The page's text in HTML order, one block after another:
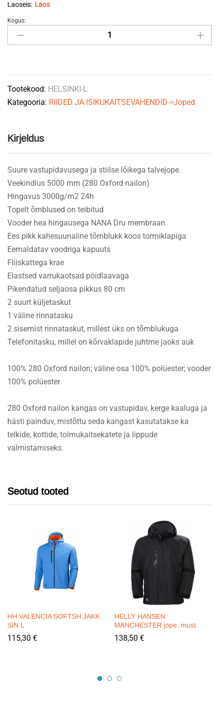
Laoseis: Laos
Pesso
HELSINKI
must
L
quantity
Kogus:
Tootekood: HELSINKI-L
Kategooria: RIIDED JA ISIKUKAITSEVAHENDID->Joped
Kirjeldus
Suure vastupidavusega ja stiilse lõikega talvejope.
Veekindlus 5000 mm (280 Oxford nailon)
Hingavus 3000g/m2 24h
Topelt õmblused on teibitud
Vooder hea hingausega NANA Dru membraan
Ees pikk kahesuunaline tõmblukk koos tormiklapiga
Eemaldatav voodriga kapuuts
Fliiskattega krae
Elastsed varrukaotsad pöidlaavaga
Pikendatud seljaosa pikkus 80 cm
2 suurt küljetaskut
1 väline rinnatasku
2 sisemist rinnataskut, millest üks on tõmblukuga
Telefonitasku, millel on kõrvaklapide juhtme jaoks auk
100% 280 Oxford nailon; väline osa 100% polüester; vooder
100% polüester
280 Oxford nailon kangas on vastupidav, kerge kaaluga ja
hästi painduv, mistõttu seda kangast kasutatakse ka
telkide, kottide, tolmukaitsekatete ja lippude
valmistamiseks.
Seotud tooted
HH VALENCIA SOFTSH JAKK
SIN L
115,30 €
HELLY HANSEN
MANCHESTER jope, must
138,50 €